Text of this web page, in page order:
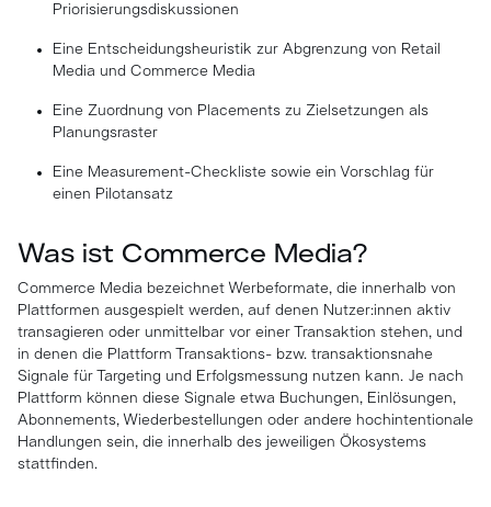
Priorisierungsdiskussionen
Eine Entscheidungsheuristik zur Abgrenzung von Retail
Media und Commerce Media
Eine Zuordnung von Placements zu Zielsetzungen als
Planungsraster
Eine Measurement-Checkliste sowie ein Vorschlag für
einen Pilotansatz
Was ist Commerce Media?
Commerce Media bezeichnet Werbeformate, die innerhalb von
Plattformen ausgespielt werden, auf denen Nutzer:innen aktiv
transagieren oder unmittelbar vor einer Transaktion stehen, und
in denen die Plattform Transaktions- bzw. transaktionsnahe
Signale für Targeting und Erfolgsmessung nutzen kann. Je nach
Plattform können diese Signale etwa Buchungen, Einlösungen,
Abonnements, Wiederbestellungen oder andere hochintentionale
Handlungen sein, die innerhalb des jeweiligen Ökosystems
stattfinden.